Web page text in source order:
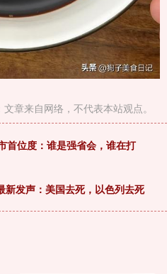
章来自网络，不代表本站观点。
首位度：谁是强省会，谁在打
新发声：美国去死，以色列去死